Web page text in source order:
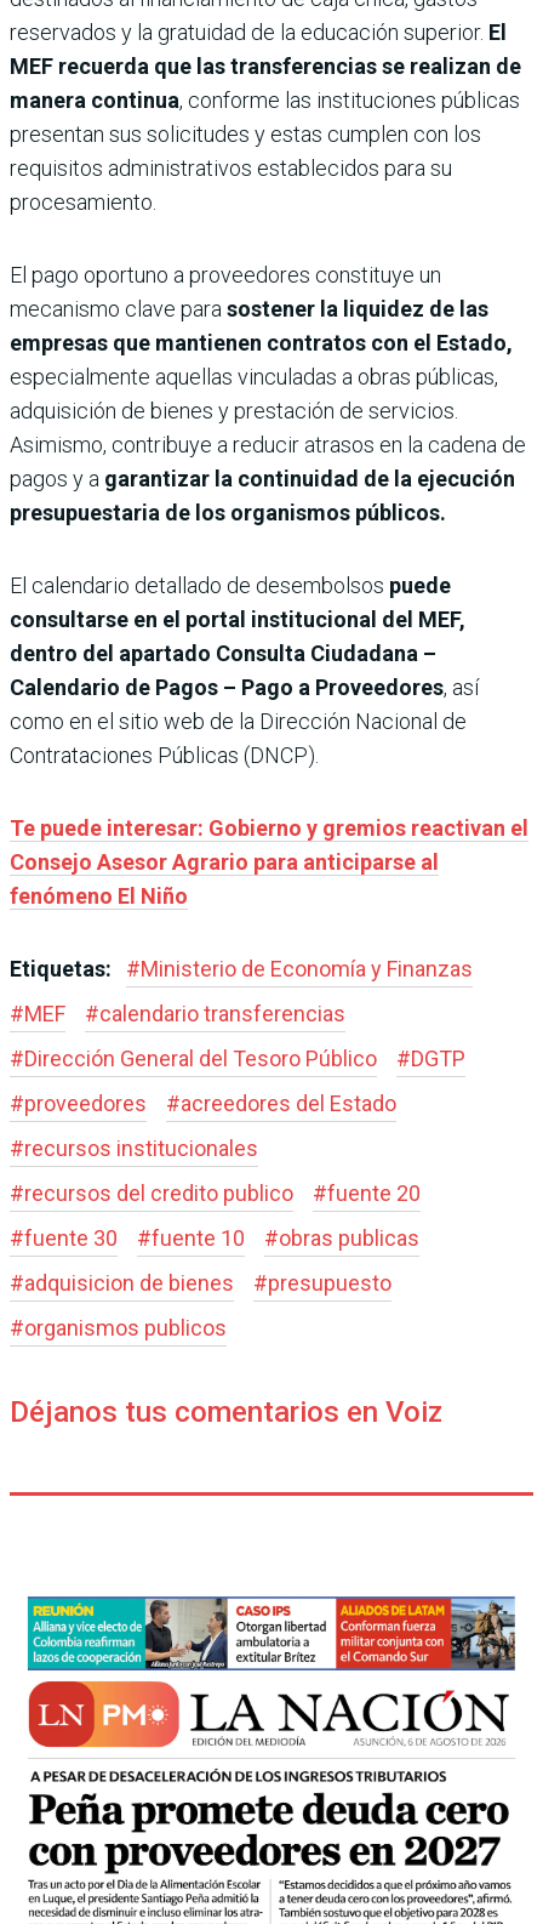
reservados y la gratuidad de la educación superior. El
MEF recuerda que las transferencias se realizan de
manera continua, conforme las instituciones públicas
presentan sus solicitudes y estas cumplen con los
requisitos administrativos establecidos para su
procesamiento.
El pago oportuno a proveedores constituye un
mecanismo clave para sostener la liquidez de las
empresas que mantienen contratos con el Estado,
especialmente aquellas vinculadas a obras públicas,
adquisición de bienes y prestación de servicios.
Asimismo, contribuye a reducir atrasos en la cadena de
pagos y a garantizar la continuidad de la ejecución
presupuestaria de los organismos públicos.
El calendario detallado de desembolsos puede
consultarse en el portal institucional del MEF,
dentro del apartado Consulta Ciudadana –
Calendario de Pagos – Pago a Proveedores, así
como en el sitio web de la Dirección Nacional de
Contrataciones Públicas (DNCP).
Te puede interesar: Gobierno y gremios reactivan el
Consejo Asesor Agrario para anticiparse al
fenómeno El Niño
Etiquetas: #Ministerio de Economía y Finanzas
#MEF #calendario transferencias
#Dirección General del Tesoro Público #DGTP
#proveedores #acreedores del Estado
#recursos institucionales
#recursos del credito publico #fuente 20
#fuente 30 #fuente 10 #obras publicas
#adquisicion de bienes #presupuesto
#organismos publicos
Déjanos tus comentarios en Voiz